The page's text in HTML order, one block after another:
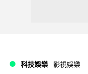
科技娛樂 影視娛樂